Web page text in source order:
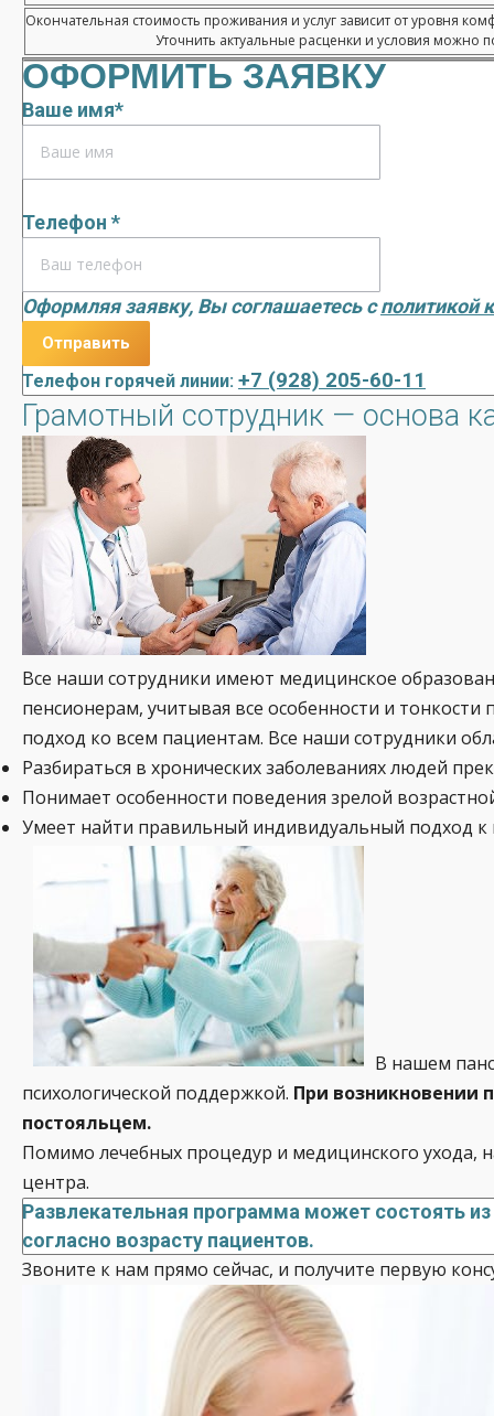
Окончательная стоимость проживания и услуг зависит от уровня
Уточнить актуальные расценки и условия можно
ОФОРМИТЬ ЗАЯВКУ
Ваше имя*
Телефон *
Оформляя заявку, Вы соглашаетесь сполитикой
Телефон горячей линии: +7 (928) 205-60-11
Грамотный сотрудник — основа
Все наши сотрудники имеют медицинское
пенсионерам, учитывая все особенности и
подход ко всем пациентам. Все наши сотрудники
Разбираться в хронических заболеваниях людей
Понимает особенности поведения зрелой
Умеет найти правильный индивидуальный подход к
В нашем
психологической поддержкой. При возникновении
постояльцем.
Помимо лечебных процедур и медицинского ухода,
центра.
Развлекательная программа может состоять
согласно возрасту пациентов.
Звоните к нам прямо сейчас, и получите первую